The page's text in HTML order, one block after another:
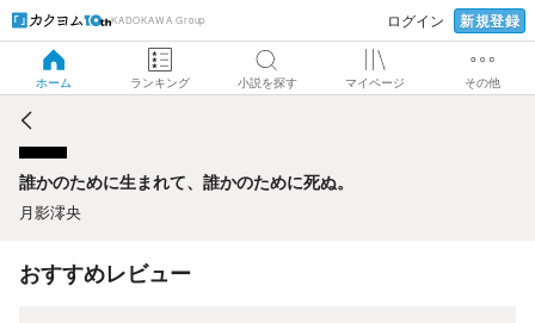
KADOKAWA Group ログイン 新規登録
ホーム ランキング 小説を探す マイページ その他
誰かのために生まれて、誰かのために死ぬ。
誰かのために生まれて、誰かのために死ぬ。
月影澪央
おすすめレビュー